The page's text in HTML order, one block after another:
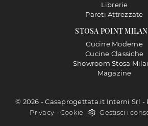
STOSA POINT
Cucine Moderne
Cucine Classiche
Showroom Stosa
Magazine
Librerie
Pareti Attrezzate
© 2026 - Casaprogettata.it Interni Srl -
Privacy- Cookie Gestisci i